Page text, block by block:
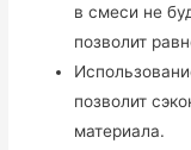
в смеси не
позволит
позволит
материала.